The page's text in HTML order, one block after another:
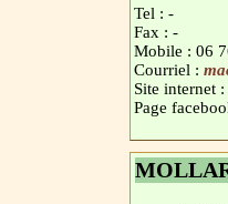
Tel : -
Fax : -
Mobile : 06
Courriel :
Site internet :
Page